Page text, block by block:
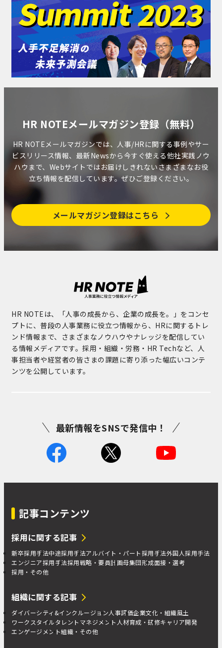
HR NOTEメールマガジン登録（無料）
HR NOTEメールマガジンでは、人事/HRに関する事例やサー
ビスリリース情報、最新Newsから今すぐ使える他社実践ノウ
ハウまで、Webサイトではお届けしきれないさまざまなお役
立ち情報を配信しています。ぜひご登録ください。
メールマガジン登録はこちら
HR NOTEは、「人事の成長から、企業の成長を。」をコンセ
プトに、普段の人事業務に役立つ情報から、HRに関するトレ
ンド情報まで、さまざまなノウハウやナレッジを配信してい
る情報メディアです。採用・組織・労務・HR Techなど、人
事担当者や経営者の皆さまの課題に寄り添った幅広いコンテ
ンツを公開しています。
最新情報をSNSで発信中！
記事コンテンツ
採用に関する記事
新卒採用手法中途採用手法アルバイト・パート採用手法外国人採用手法
エンジニア採用手法採用戦略・要員計画母集団形成面接・選考
採用・その他
組織に関する記事
ダイバーシティ&インクルージョン人事評価企業文化・組織風土
ワークスタイルタレントマネジメント 人材育成・研修キャリア開発
エンゲージメント組織・その他